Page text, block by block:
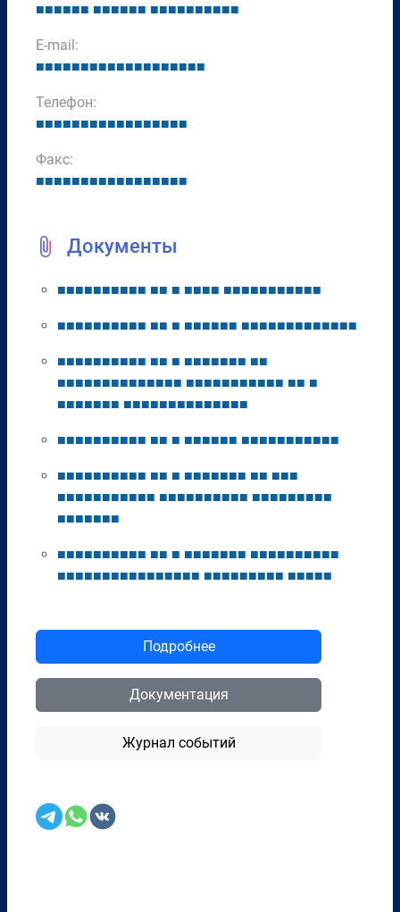
■■■■■■ ■■■■■■ ■■■■■■■■■■
E-mail:
■■■■■■■■■■■■■■■■■■■
Телефон:
■■■■■■■■■■■■■■■■■
Факс:
■■■■■■■■■■■■■■■■■
Документы
■■■■■■■■■■ ■■ ■ ■■■■ ■■■■■■■■■■■
■■■■■■■■■■ ■■ ■ ■■■■■■ ■■■■■■■■■■■■■
■■■■■■■■■■ ■■ ■ ■■■■■■■ ■■
■■■■■■■■■■■■■■ ■■■■■■■■■■■ ■■ ■
■■■■■■■ ■■■■■■■■■■■■■■
■■■■■■■■■■ ■■ ■ ■■■■■■ ■■■■■■■■■■■
■■■■■■■■■■ ■■ ■ ■■■■■■■ ■■ ■■■
■■■■■■■■■■■ ■■■■■■■■■■ ■■■■■■■■■
■■■■■■■
■■■■■■■■■■ ■■ ■ ■■■■■■■ ■■■■■■■■■■
■■■■■■■■■■■■■■■■ ■■■■■■■■■ ■■■■■
Подробнее
Документация
Журнал событий